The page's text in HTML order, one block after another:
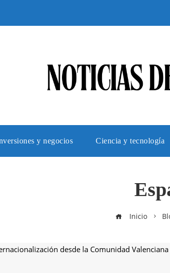
y negocios Ciencia y tecnología
Inicio